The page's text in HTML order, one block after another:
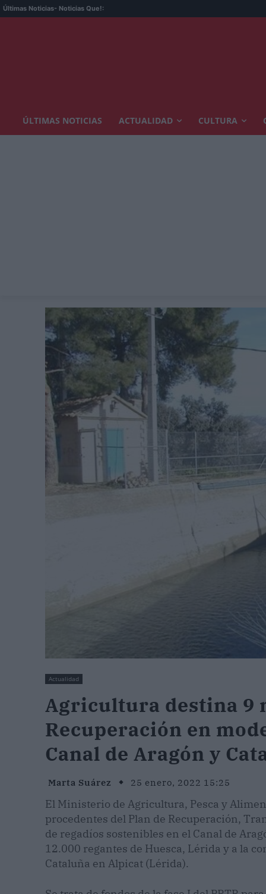
Últimas Noticias- Noticias Que!:
ÚLTIMAS NOTICIAS ACTUALIDAD CULTURA
Actualidad
Agricultura destina 9
Recuperación en
Canal de Aragón y
Marta Suárez 25 enero, 2022 15:25
El Ministerio de Agricultura, Pesca y
procedentes del Plan de Recuperación,
de regadíos sostenibles en el Canal de
12.000 regantes de Huesca, Lérida y a la
Cataluña en Alpicat (Lérida).